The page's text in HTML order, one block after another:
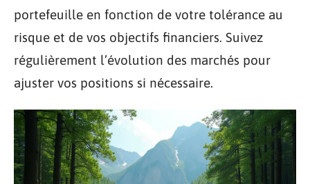
portefeuille en fonction de votre tolérance au
risque et de vos objectifs financiers. Suivez
régulièrement l’évolution des marchés pour
ajuster vos positions si nécessaire.